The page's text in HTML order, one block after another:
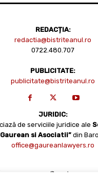
REDACȚIA:
redactia@bistriteanul.ro
0722.480.707
PUBLICITATE:
publicitate@bistriteanul.ro
JURIDIC:
de serviciile juridice ale
si Asociatii” din
office@gaureanlawyers.ro